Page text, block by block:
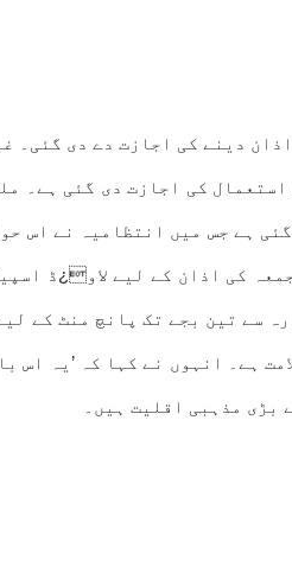
دینے کی اجازت دے دی
کی اجازت دی گئی ہے۔
ہے جس میں انتظامیہ نے اس
کے تحت کولون شہر کی تمام 35 مساجد میں
سے تین بجے تک پانچ منٹ کے
ہے۔ انہوں نے کہا کہ ’یہ اس